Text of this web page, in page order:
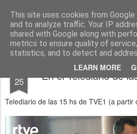
This site uses cookies from
and to analyze traffic. Your IP
shared with Google along with
metrics to ensure quality of
statistics, and to detect and
LEARN MORE
menos tecnología y más
Pages
25 En el Telediario de
Telediario de las 15 hs de TVE1 (a partir